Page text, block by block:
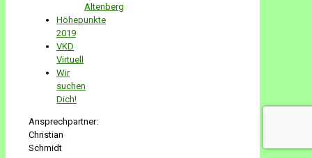
Altenberg
Höhepunkte
2019
VKD
Virtuell
Wir
suchen
Dich!
Ansprechpartner:
Christian
Schmidt